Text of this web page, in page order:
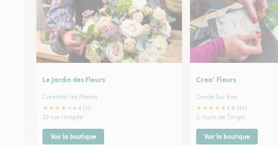
Le Jardin des Fleurs
Carentan les Marais
★★★★
4.4 (11)
29 rue Holgate
Voir la boutique
Crea’ Fleurs
Conde Sur Vire
★★★★★4.8 (44)
2, route de Torigni
Voir la boutique